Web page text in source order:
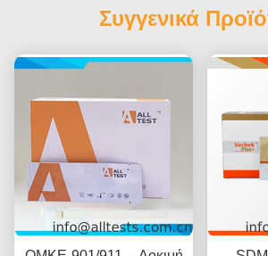
Συγγενικά